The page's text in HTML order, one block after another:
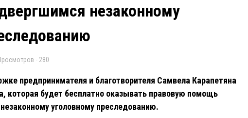
незаконному
- 280
предпринимателя и благотворителя Самвела Карапетяна
которая будет бесплатно оказывать правовую помощь
уголовному преследованию.